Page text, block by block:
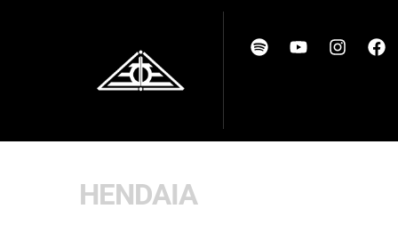
HENDAIA